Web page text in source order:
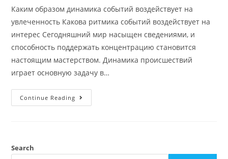
Каким образом динамика событий воздействует на
увлеченность Какова ритмика событий воздействует на
интерес Сегодняшний мир насыщен сведениями, и
способность поддержать концентрацию становится
настоящим мастерством. Динамика происшествий
играет основную задачу в…
Continue Reading Какова
Ритмика
Search